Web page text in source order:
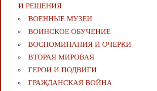
И РЕШЕНИЯ
ВОЕННЫЕ МУЗЕИ
ВОИНСКОЕ ОБУЧЕНИЕ
ВОСПОМИНАНИЯ И ОЧЕРКИ
ВТОРАЯ МИРОВАЯ
ГЕРОИ И ПОДВИГИ
ГРАЖДАНСКАЯ ВОЙНА